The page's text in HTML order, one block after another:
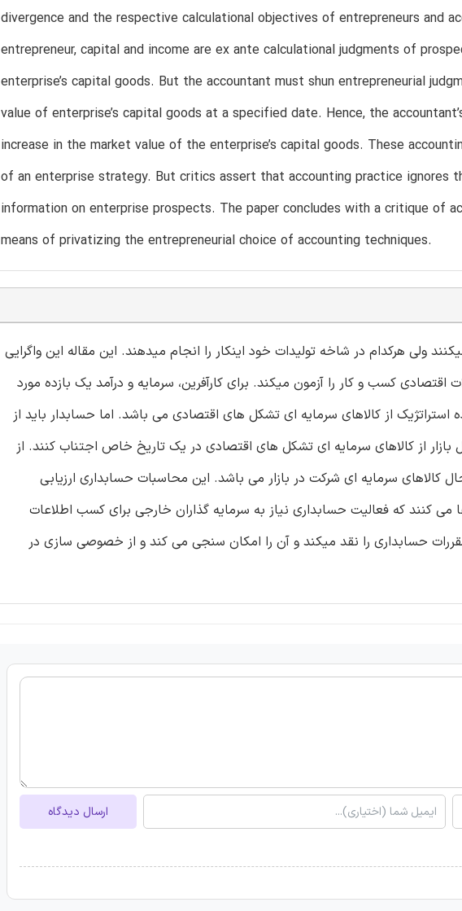
divergence and the respective calculational objectives of entrepreneurs and
entrepreneur, capital and income are ex ante calculational judgments of
enterprise’s capital goods. But the accountant must shun entrepreneurial
value of enterprise’s capital goods at a specified date. Hence, the
increase in the market value of the enterprise’s capital goods. These
of an enterprise strategy. But critics assert that accounting practice ignores
information on enterprise prospects. The paper concludes with a critique of
means of privatizing the entrepreneurial choice of accounting techniques.
ولی هرکدام در شاخه تولیدات خود اینکار را انجام میدهند. این مقاله این واگرایی
کسب و کار را آزمون میکند. برای کارآفرین، سرمایه و درآمد یک بازده مورد
استراتژیک از کالاهای سرمایه ای تشکل های اقتصادی می باشد. اما حسابدار باید از
از کالاهای سرمایه ای تشکل های اقتصادی در یک تاریخ خاص اجتناب کنند. از
سرمایه ای شرکت در بازار می باشد. این محاسبات حسابداری ارزیابی
می کنند که فعالیت حسابداری نیاز به سرمایه گذاران خارجی برای کسب اطلاعات
حسابداری را نقد میکند و آن را امکان سنجی می کند و از خصوصی سازی در
ارسال دیدگاه